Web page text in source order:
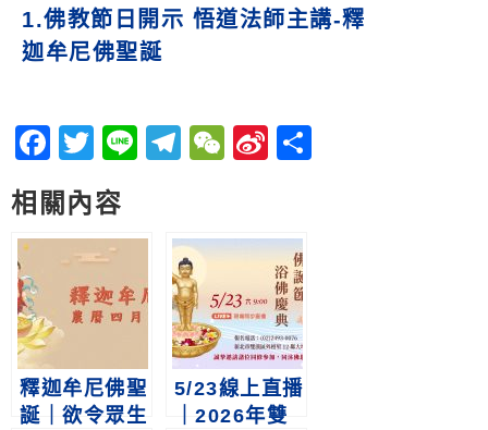
1.佛教節日開示 悟道法師主講-釋
迦牟尼佛聖誕
Facebook
Twitter
LineTelegram
WeChat
Sina
相關內容
釋迦牟尼佛聖
誕｜欲令眾生
5/23線上直播
｜2026年雙